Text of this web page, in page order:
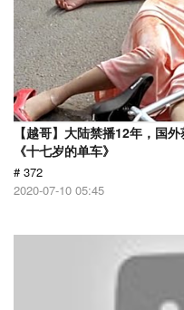
【越哥】大陆禁播12年，国
《十七岁的单车》
# 372
2020-07-10 05:45